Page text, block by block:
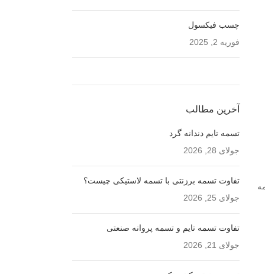
چسب فیکسول
فوریه 2, 2025
آخرین مطالب
تسمه تایم دندانه گرد
جولای 28, 2026
تفاوت تسمه برزنتی با تسمه لاستیکی چیست؟
جولای 25, 2026
تفاوت تسمه تایم و تسمه پروانه صنعتی
جولای 21, 2026